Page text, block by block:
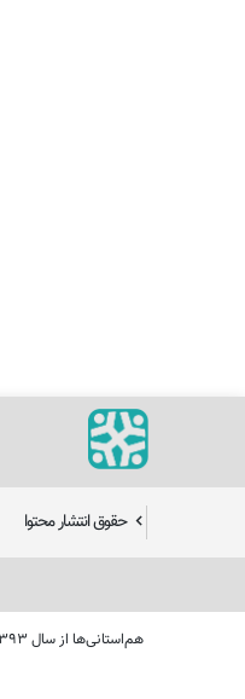
حقوق انتشار محتوا